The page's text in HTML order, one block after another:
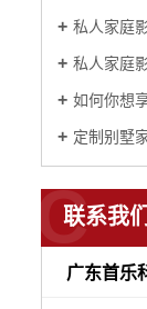
私人家庭影
私人家庭
如何你想享
定制别墅
联系我们
C
广东首乐